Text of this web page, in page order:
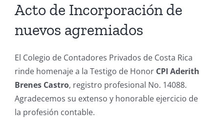
Acto de Incorporación de
nuevos agremiados
El Colegio de Contadores Privados de Costa Rica
rinde homenaje a la Testigo de Honor CPI Aderith
Brenes Castro, registro profesional No. 14088.
Agradecemos su extenso y honorable ejercicio de
la profesión contable.